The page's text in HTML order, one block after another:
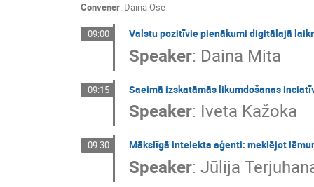
Convener: Daina Ose
09:00 Valstu pozitīvie pienākumi digitālajā
Speaker: Daina Mita
09:15 Saeimā izskatāmās likumdošanas
Speaker: Iveta Kažoka
09:30 Mākslīgā intelekta aģenti: meklējot
Speaker: Jūlija